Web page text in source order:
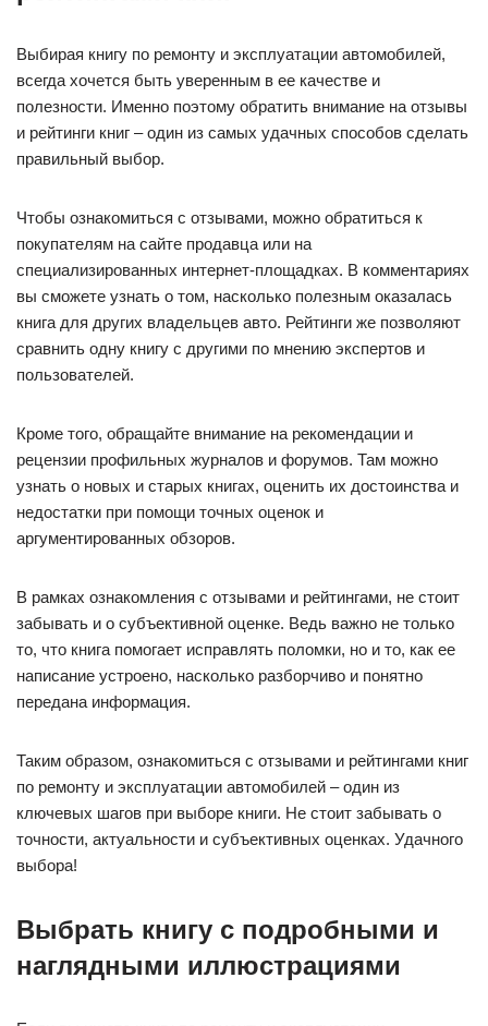
Выбирая книгу по ремонту и эксплуатации автомобилей,
всегда хочется быть уверенным в ее качестве и
полезности. Именно поэтому обратить внимание на отзывы
и рейтинги книг – один из самых удачных способов сделать
правильный выбор.
Чтобы ознакомиться с отзывами, можно обратиться к
покупателям на сайте продавца или на
специализированных интернет-площадках. В комментариях
вы сможете узнать о том, насколько полезным оказалась
книга для других владельцев авто. Рейтинги же позволяют
сравнить одну книгу с другими по мнению экспертов и
пользователей.
Кроме того, обращайте внимание на рекомендации и
рецензии профильных журналов и форумов. Там можно
узнать о новых и старых книгах, оценить их достоинства и
недостатки при помощи точных оценок и
аргументированных обзоров.
В рамках ознакомления с отзывами и рейтингами, не стоит
забывать и о субъективной оценке. Ведь важно не только
то, что книга помогает исправлять поломки, но и то, как ее
написание устроено, насколько разборчиво и понятно
передана информация.
Таким образом, ознакомиться с отзывами и рейтингами книг
по ремонту и эксплуатации автомобилей – один из
ключевых шагов при выборе книги. Не стоит забывать о
точности, актуальности и субъективных оценках. Удачного
выбора!
Выбрать книгу с подробными и
наглядными иллюстрациями